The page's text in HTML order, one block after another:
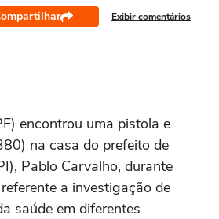
Exibir comentários
encontrou uma pistola e
na casa do prefeito de
Pablo Carvalho, durante
a investigação de
saúde em diferentes